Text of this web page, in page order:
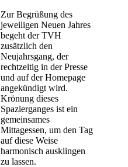
Zur Begrüßung des
jeweiligen Neuen Jahres
begeht der TVH
zusätzlich den
Neujahrsgang, der
rechtzeitig in der Presse
und auf der Homepage
angekündigt wird.
Krönung dieses
Spazierganges ist ein
gemeinsames
Mittagessen, um den Tag
auf diese Weise
harmonisch ausklingen
zu lassen.